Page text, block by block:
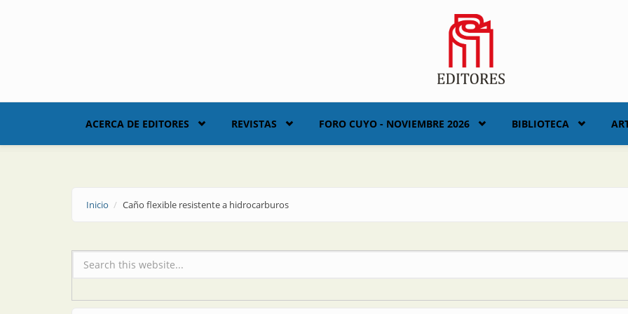
ACERCA DE EDITORES REVISTAS FORO CUYO - NOVIEMBRE 2026 BIBLIOTECA
Inicio Caño flexible resistente a hidrocarburos
Formulario de búsqueda